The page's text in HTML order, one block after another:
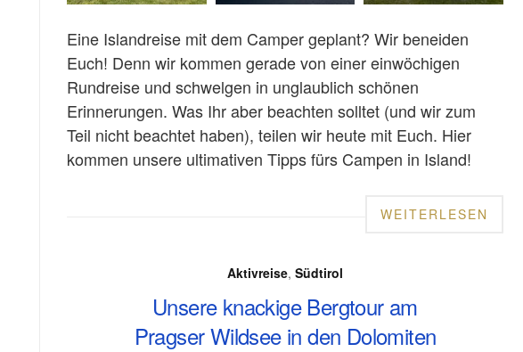
Eine Islandreise mit dem Camper geplant? Wir beneiden
Euch! Denn wir kommen gerade von einer einwöchigen
Rundreise und schwelgen in unglaublich schönen
Erinnerungen. Was Ihr aber beachten solltet (und wir zum
Teil nicht beachtet haben), teilen wir heute mit Euch. Hier
kommen unsere ultimativen Tipps fürs Campen in Island!
WEITERLESEN
Aktivreise, Südtirol
Unsere knackige Bergtour am
Pragser Wildsee in den Dolomiten